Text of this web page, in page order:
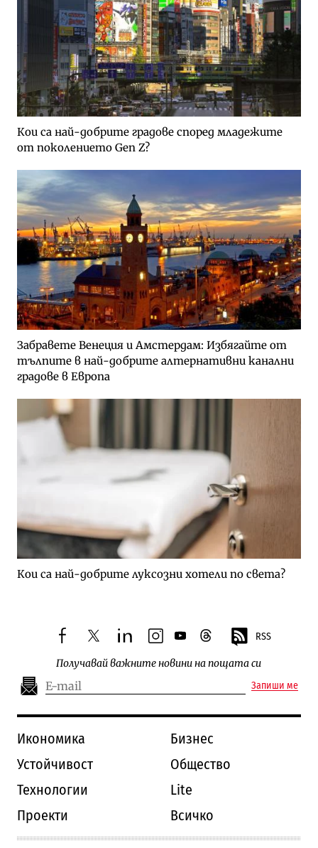
Кои са най-добрите градове според младежите
от поколението Gen Z?
Забравете Венеция и Амстердам: Избягайте от
тълпите в най-добрите алтернативни канални
градове в Европа
Кои са най-добрите луксозни хотели по света?
facebooktwitterlinkedininstagram
youtubethreads RSS
Получавай важните новини на пощата си
Запиши ме
Икономика
Бизнес
Устойчивост
Общество
Технологии
Lite
Проекти
Всичко